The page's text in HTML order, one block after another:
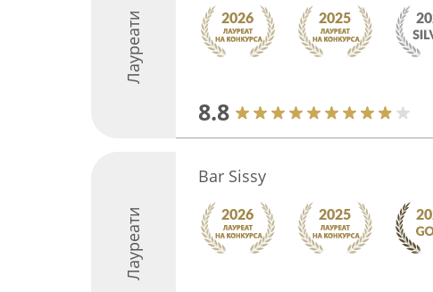
Лауреати
8.8
Лауреати
Bar Sissy